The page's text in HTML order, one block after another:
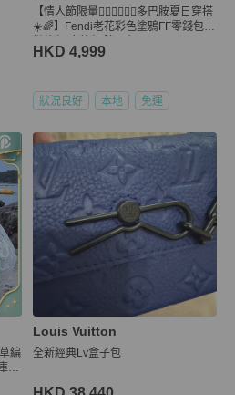
【情人節限量👩🏻‍❤️‍💋‍👨🏻多巴胺夏日穿搭
☀️🌈】Fendi老花彩色塗鴉FF零錢包
HKD 4,999
狀況良好 本地 免運
編
存
Louis Vuitton
全新經典Lv盒子包